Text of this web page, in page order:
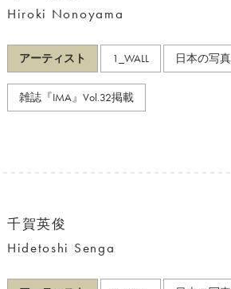
Hiroki Nonoyama
アーティスト 1_WALL 日本の写
雑誌『IMA』Vol.32掲載
千賀英俊
Hidetoshi Senga